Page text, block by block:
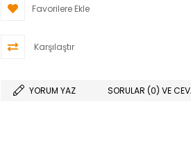
Favorilere Ekle
Karşılaştır
YORUM YAZ SORULAR (0) VE